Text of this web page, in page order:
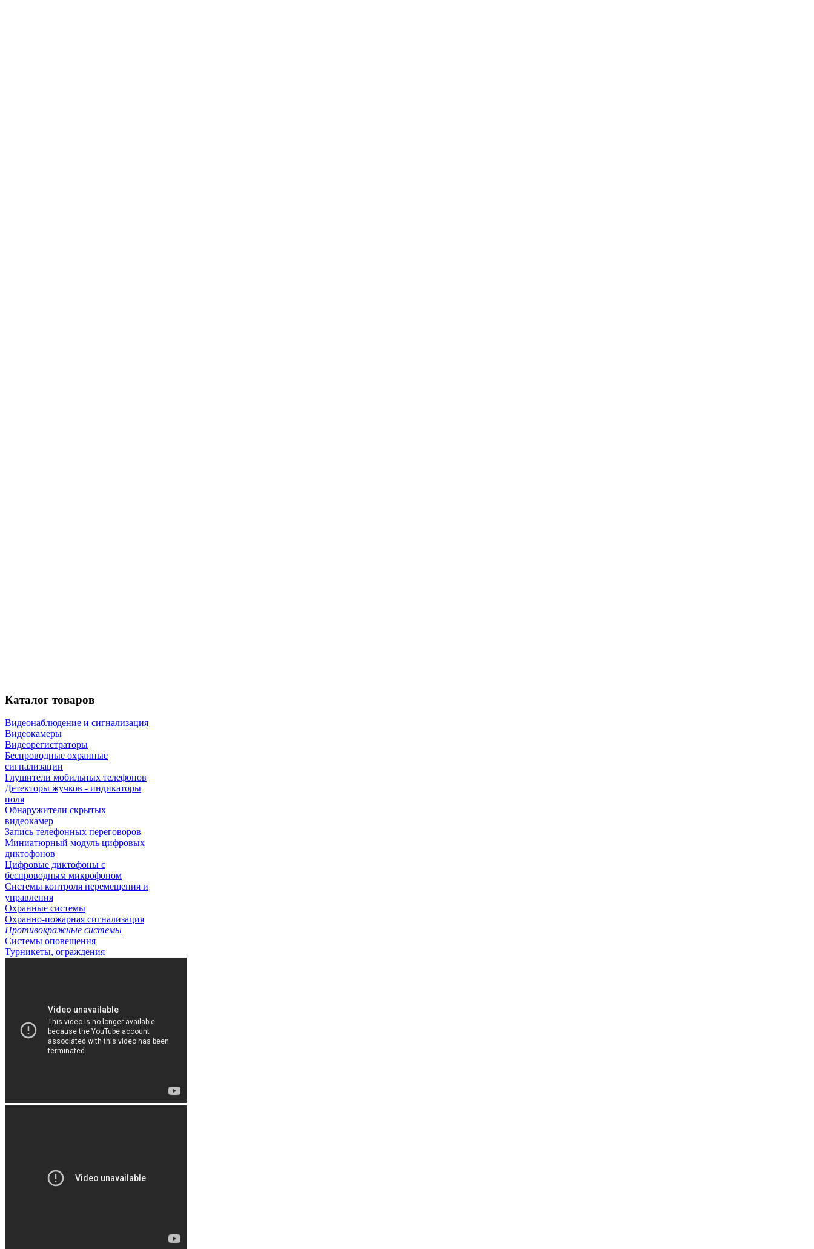
Каталог товаров
Видеонаблюдение и сигнализация
Видеокамеры
Видеорегистраторы
Беспроводные охранные
сигнализации
Глушители мобильных телефонов
Детекторы жучков - индикаторы
поля
Обнаружители скрытых
видеокамер
Запись телефонных переговоров
Миниатюрный модуль цифровых
диктофонов
Цифровые диктофоны с
беспроводным микрофоном
Системы контроля перемещения и
управления
Охранные системы
Охранно-пожарная сигнализация
Противокражные системы
Системы оповещения
Турникеты, ограждения